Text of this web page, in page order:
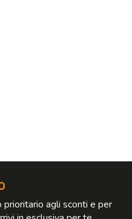
agli sconti e per